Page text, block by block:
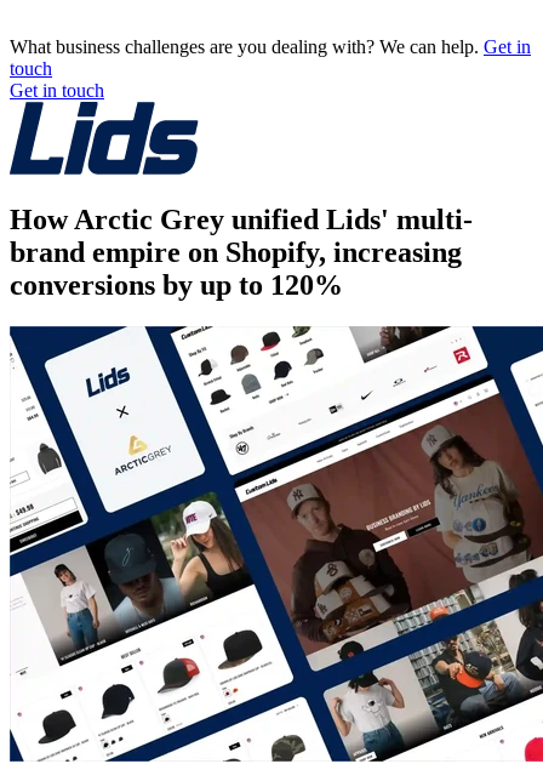
What business challenges are you dealing with? We can help. Get in
touch
Get in touch
How Arctic Grey unified Lids' multi-
brand empire on Shopify, increasing
conversions by up to 120%